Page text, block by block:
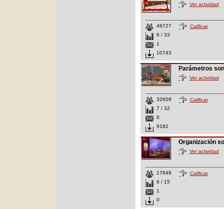
Ver actividad
46727
6 / 33
1
10743
Calificar
Parámetros
Ver actividad
32609
7 / 32
0
9182
Calificar
Organización
Ver actividad
17648
6 / 15
1
0
Calificar